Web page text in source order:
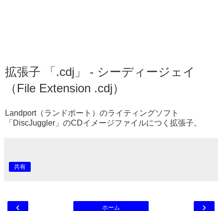
拡張子 「.cdj」 - シーディージェイ
（File Extension .cdj）
Landport（ランドポート）のライティングソフト
「DiscJuggler」のCDイメージファイルにつく拡張子。
共有
‹ ›
ホーム